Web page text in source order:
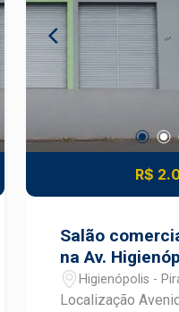
R$
Salão
na Av.
Piracicaba
Higienópolis -
Localização Avenida Higienópolis, em